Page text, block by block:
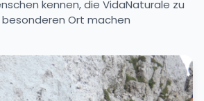
kennen, die VidaNaturale zu
Ort machen